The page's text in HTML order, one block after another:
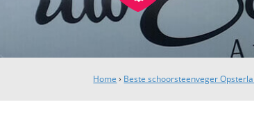
Home › Beste schoorsteenveger